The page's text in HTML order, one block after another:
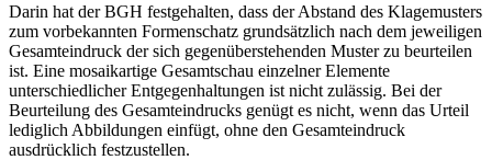
Darin hat der BGH festgehalten, dass der Abstand des Klagemusters
zum vorbekannten Formenschatz grundsätzlich nach dem jeweiligen
Gesamteindruck der sich gegenüberstehenden Muster zu beurteilen
ist. Eine mosaikartige Gesamtschau einzelner Elemente
unterschiedlicher Entgegenhaltungen ist nicht zulässig. Bei der
Beurteilung des Gesamteindrucks genügt es nicht, wenn das Urteil
lediglich Abbildungen einfügt, ohne den Gesamteindruck
ausdrücklich festzustellen.